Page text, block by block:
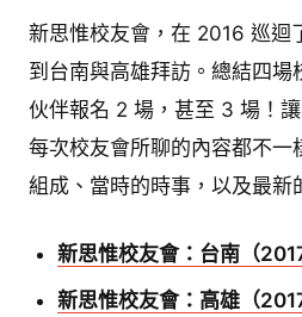
新思惟校友會，在 2016 巡迴
到台南與高雄拜訪。總結四場
伙伴報名 2 場，甚至 3 場！
每次校友會所聊的內容都不一
組成、當時的時事，以及最新
新思惟校友會：台南（
新思惟校友會：高雄（